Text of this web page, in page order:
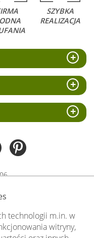
technologii m.in. w
witryny,
SZYBKA
REALIZACJA
2026,